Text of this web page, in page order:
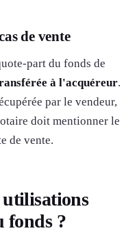
de vente
part du fonds de
à l'acquéreur.
par le vendeur,
doit mentionner le
de vente.
utilisations
fonds ?